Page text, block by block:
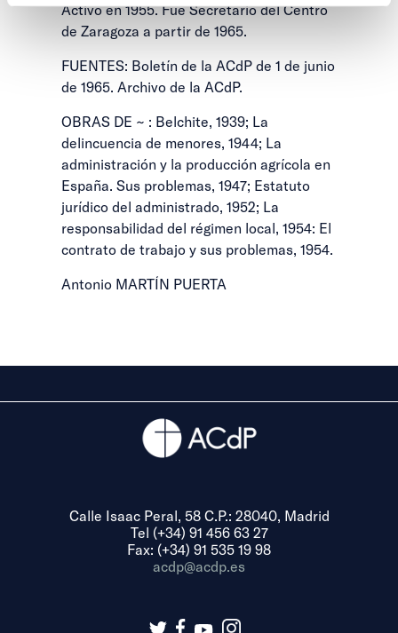
Activo en 1955. Fue Secretario del Centro
de Zaragoza a partir de 1965.
FUENTES: Boletín de la ACdP de 1 de junio
de 1965. Archivo de la ACdP.
OBRAS DE ~ : Belchite, 1939; La
delincuencia de menores, 1944; La
administración y la producción agrícola en
España. Sus problemas, 1947; Estatuto
jurídico del administrado, 1952; La
responsabilidad del régimen local, 1954: El
contrato de trabajo y sus problemas, 1954.
Antonio MARTÍN PUERTA
Calle Isaac Peral, 58 C.P.: 28040, Madrid
Tel (+34) 91 456 63 27
Fax: (+34) 91 535 19 98
acdp@acdp.es